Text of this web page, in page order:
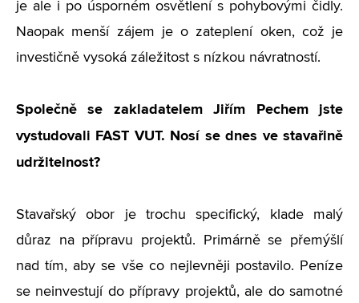
je ale i po úsporném osvětlení s pohybovými čidly.
Naopak menší zájem je o zateplení oken, což je
investičně vysoká záležitost s nízkou návratností.
Společně se zakladatelem Jiřím Pechem jste
vystudovali FAST VUT. Nosí se dnes ve stavařině
udržitelnost?
Stavařský obor je trochu specifický, klade malý
důraz na přípravu projektů. Primárně se přemýšlí
nad tím, aby se vše co nejlevněji postavilo. Peníze
se neinvestují do přípravy projektů, ale do samotné